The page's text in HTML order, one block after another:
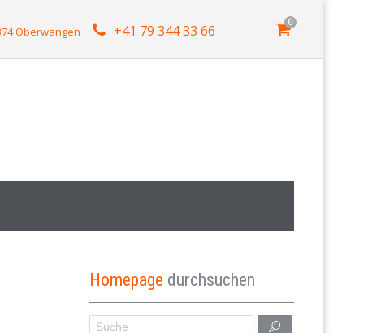
Oberwangen +41 79 344 33 66 0
Homepage durchsuchen